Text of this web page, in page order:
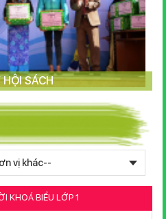
HỘI SÁCH
KHOÁ BIỂU LỚP 1